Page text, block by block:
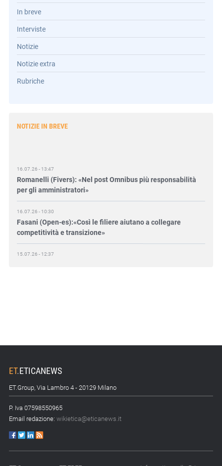
In breve
Interviste
Notizie
Notizie extra
Rubriche
NOTIZIE IN BREVE
Romanelli (Fivers): «Nel post Omnibus più responsabilità
per gli amministratori»
Fasani (Open-es):«Così le filiere aiutano a collegare
competitività e transizione»
Locati (De Nora): «Il valore di una governance forte»
Gramegna (ERG): «Valutare gli impatti ESG degli
investimenti»
14.07.26 - 11:00
Tornano le Settimane SRI: oltre 20 appuntamenti
Mcc colloca social bond da 500 mln
ET.ETICANEWS
ET.Group, Via Lambro 4 - 20129 Milano
P. Iva 07598550965
Email redazione: wikietica@eticanews.it